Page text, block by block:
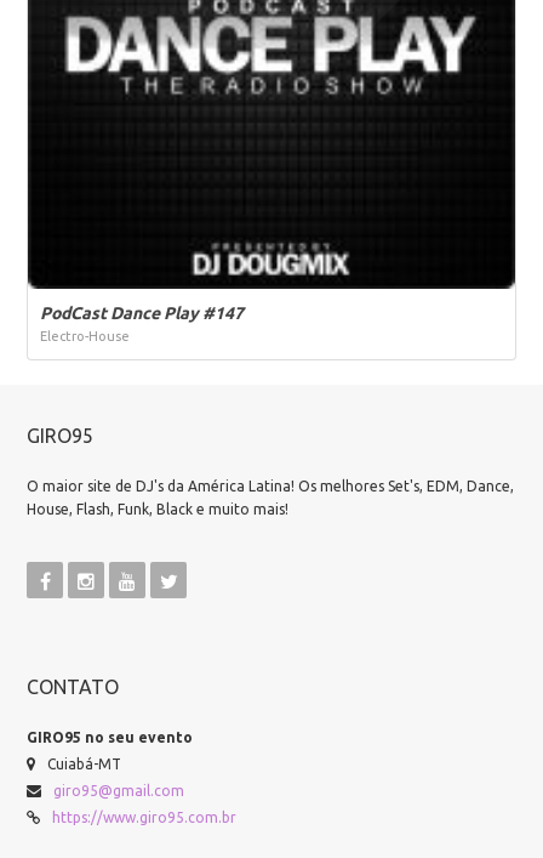
PodCast Dance Play #147
Electro-House
GIRO95
O maior site de DJ's da América Latina! Os melhores Set's, EDM, Dance,
House, Flash, Funk, Black e muito mais!
CONTATO
GIRO95 no seu evento
Cuiabá-MT
giro95@gmail.com
https://www.giro95.com.br